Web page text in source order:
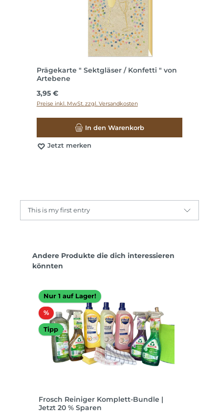
Prägekarte " Sektgläser / Konfetti " von
Artebene
Regulärer Preis:
3,95 €
Preise inkl. MwSt. zzgl. Versandkosten
In den Warenkorb
Jetzt merken
This is my first entry
Produktgalerie überspringen
Andere Produkte die dich interessieren
könnten
Nur 1 auf Lager!
%Rabatt
Tipp
Frosch Reiniger Komplett-Bundle |
Jetzt 20 % Sparen